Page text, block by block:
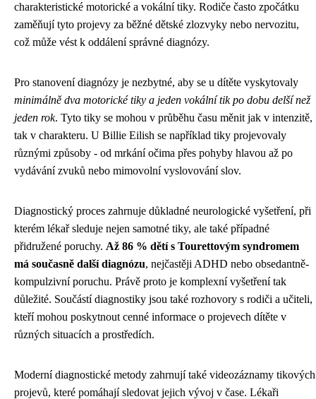
charakteristické motorické a vokální tiky. Rodiče často zpočátku
zaměňují tyto projevy za běžné dětské zlozvyky nebo nervozitu,
což může vést k oddálení správné diagnózy.
Pro stanovení diagnózy je nezbytné, aby se u dítěte vyskytovaly
minimálně dva motorické tiky a jeden vokální tik po dobu delší než
jeden rok. Tyto tiky se mohou v průběhu času měnit jak v intenzitě,
tak v charakteru. U Billie Eilish se například tiky projevovaly
různými způsoby - od mrkání očima přes pohyby hlavou až po
vydávání zvuků nebo mimovolní vyslovování slov.
Diagnostický proces zahrnuje důkladné neurologické vyšetření, při
kterém lékař sleduje nejen samotné tiky, ale také případné
přidružené poruchy. Až 86 % dětí s Tourettovým syndromem
má současně další diagnózu, nejčastěji ADHD nebo obsedantně-
kompulzivní poruchu. Právě proto je komplexní vyšetření tak
důležité. Součástí diagnostiky jsou také rozhovory s rodiči a učiteli,
kteří mohou poskytnout cenné informace o projevech dítěte v
různých situacích a prostředích.
Moderní diagnostické metody zahrnují také videozáznamy tikových
projevů, které pomáhají sledovat jejich vývoj v čase. Lékaři